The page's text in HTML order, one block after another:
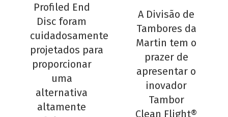
Profiled End
Disc foram
cuidadosamente
projetados para
proporcionar
uma
alternativa
altamente
A Divisão de
Tambores da
Martin tem o
prazer de
apresentar o
inovador
Tambor
Clean Flight®